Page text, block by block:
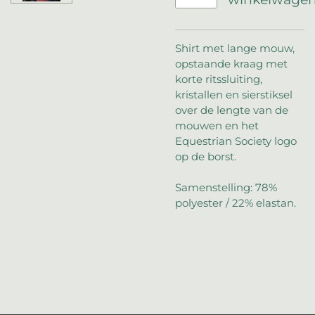
Shirt met lange mouw,
opstaande kraag met
korte ritssluiting,
kristallen en sierstiksel
over de lengte van de
mouwen en het
Equestrian Society logo
op de borst.
Samenstelling: 78%
polyester / 22% elastan.